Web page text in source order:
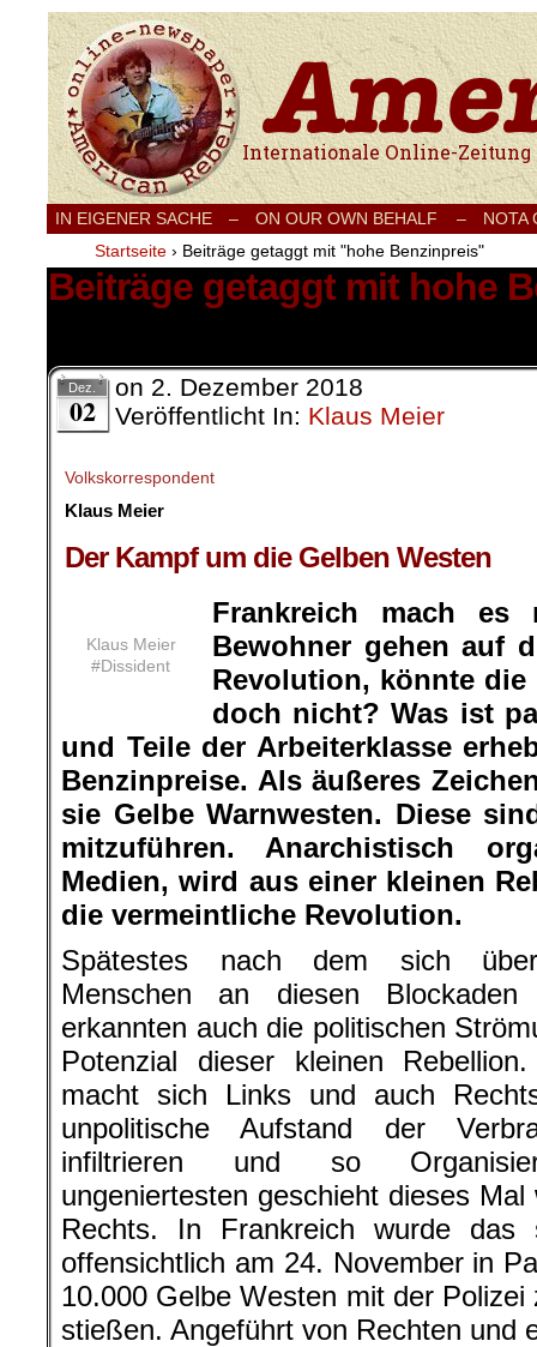
Internationale Onlinezeitung für Frieden,
IN EIGENER SACHE – ON OUR OWN BEHALF –
NOTA
Startseite › Beiträge getaggt mit "hohe Benzinpreis"
Beiträge getaggt mit hohe
Dez.
02
on 2. Dezember 2018
Veröffentlicht In: Klaus Meier
Volkskorrespondent
Klaus Meier
Der Kampf um die Gelben Westen
Klaus Meier
#Dissident
Frankreich mach es
Bewohner gehen auf
Revolution, könnte
doch nicht? Was ist
und Teile der Arbeiterklasse
Benzinpreise. Als äußeres
sie GelbeWarnwesten. Diese
mitzuführen. Anarchistisch
Medien, wird aus einer kleinen
die vermeintliche Revolution.
Spätestes nach dem sich
Menschen an diesen Blockaden
erkannten auch die politischen
Potenzial dieser kleinen
macht sich Links und auch
unpolitische Aufstand der
infiltrieren und so
ungeniertesten geschieht dieses Mal
Rechts. In Frankreich wurde das
offensichtlich am 24. November in
10.000 Gelbe Westen mit der Polizei
stießen. Angeführt von Rechten und